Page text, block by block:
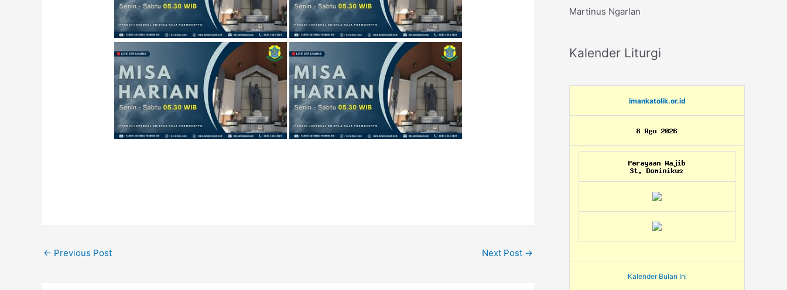
Ibadat Rosario & Misa
Harian - Kamis, 12
Oktober 2023 - 05.00
WIB - Katedral
← Previous Post Next Post →
Martinus Ngarlan
Kalender Liturgi
imankatolik.or.id
Kalender Bulan Ini